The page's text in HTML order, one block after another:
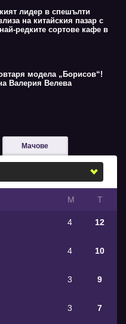
лидер в спешълти
на китайския пазар с
редките сортове кафе в
модела „Борисов“!
Валерия Велева
Мачове
М Т
4 12
4 10
3 9
3 7